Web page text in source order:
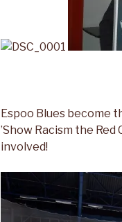
Espoo Blues become
’Show Racism the
involved!